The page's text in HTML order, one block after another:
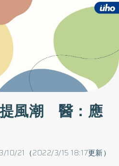
風潮 醫：應
10/21（2022/3/15 18:17更新）